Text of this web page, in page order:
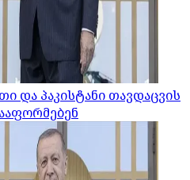
და პაკისტანი თავდაცვის